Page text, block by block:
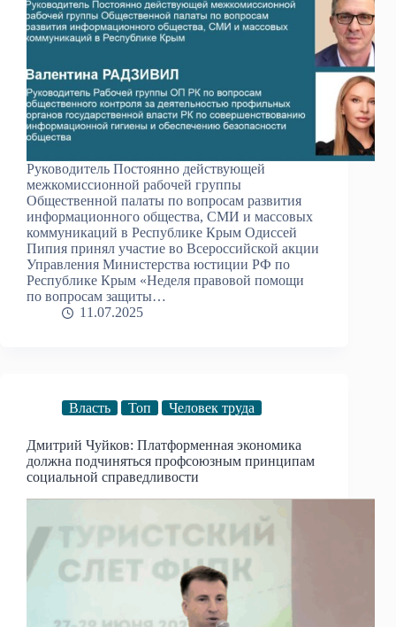
Руководитель Постоянно действующей
межкомиссионной рабочей группы
Общественной палаты по вопросам развития
информационного общества, СМИ и массовых
коммуникаций в Республике Крым Одиссей
Пипия принял участие во Всероссийской акции
Управления Министерства юстиции РФ по
Республике Крым «Неделя правовой помощи
по вопросам защиты…
11.07.2025
Власть Топ Человек труда
Дмитрий Чуйков: Платформенная экономика
должна подчиняться профсоюзным принципам
социальной справедливости